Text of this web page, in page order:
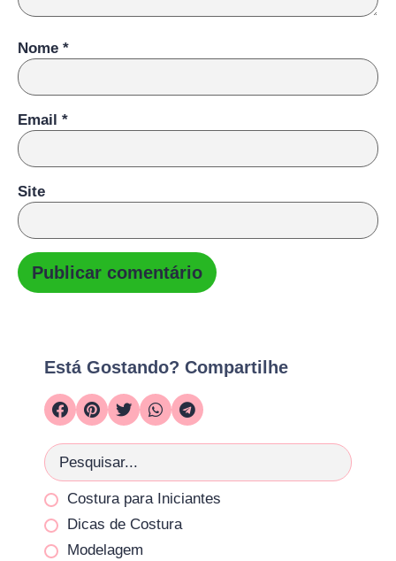
Nome *
Email *
Site
Está Gostando? Compartilhe
Costura para Iniciantes
Dicas de Costura
Modelagem